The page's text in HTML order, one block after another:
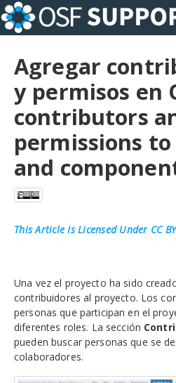
Agregar
y permisos en
contributors
permissions
and
This Article Is Licensed Under CC BY
Una vez el proyecto ha sido
contribuidores al proyecto. Los
personas que participan en el
diferentes roles. La sección
pueden buscar personas que se
colaboradores.